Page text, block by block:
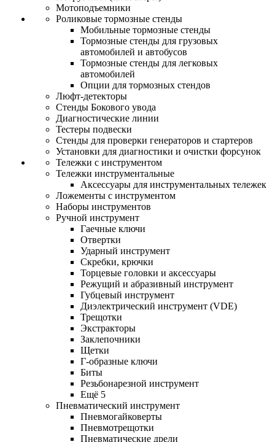
Мотоподъемники
Роликовые тормозные стенды
Мобильные тормозные стенды
Тормозные стенды для грузовых
автомобилей и автобусов
Тормозные стенды для легковых
автомобилей
Опции для тормозных стендов
Люфт-детекторы
Стенды Бокового увода
Диагностические линии
Тестеры подвески
Стенды для проверки генераторов и стартеров
Установки для диагностики и очистки форсунок
Тележки с инструментом
Тележки инструментальные
Аксессуары для инструментальных тележек
Ложементы с инструментом
Наборы инструментов
Ручной инструмент
Гаечные ключи
Отвертки
Ударный инструмент
Скребки, крючки
Торцевые головки и аксессуары
Режущий и абразивный инструмент
Губцевый инструмент
Диэлектрический инструмент (VDE)
Трещотки
Экстракторы
Заклепочники
Щетки
Г-образные ключи
Биты
Резьбонарезной инструмент
Ещё 5
Пневматический инструмент
Пневмогайковерты
Пневмотрещотки
Пневматические дрели